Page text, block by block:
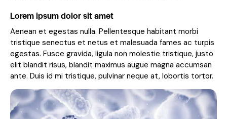
Lorem ipsum dolor sit amet
Aenean et egestas nulla. Pellentesque habitant morbi
tristique senectus et netus et malesuada fames ac turpis
egestas. Fusce gravida, ligula non molestie tristique, justo
elit blandit risus, blandit maximus augue magna accumsan
ante. Duis id mi tristique, pulvinar neque at, lobortis tortor.